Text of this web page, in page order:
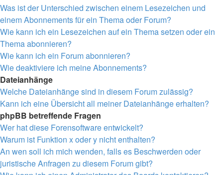
Was ist der Unterschied zwischen einem Lesezeichen und
einem Abonnements für ein Thema oder Forum?
Wie kann ich ein Lesezeichen auf ein Thema setzen oder ein
Thema abonnieren?
Wie kann ich ein Forum abonnieren?
Wie deaktiviere ich meine Abonnements?
Dateianhänge
Welche Dateianhänge sind in diesem Forum zulässig?
Kann ich eine Übersicht all meiner Dateianhänge erhalten?
phpBB betreffende Fragen
Wer hat diese Forensoftware entwickelt?
Warum ist Funktion x oder y nicht enthalten?
An wen soll ich mich wenden, falls es Beschwerden oder
juristische Anfragen zu diesem Forum gibt?